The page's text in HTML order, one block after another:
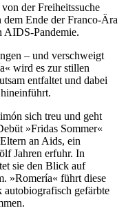
der Freiheitssuche
Ende der Franco-Ära
AIDS-Pandemie.
– und verschweigt
wird es zur stillen
entfaltet und dabei
sich treu und geht
»Fridas Sommer«
an Aids, ein
Jahren erfuhr. In
sie den Blick auf
»Romería« führt diese
autobiografisch gefärbte